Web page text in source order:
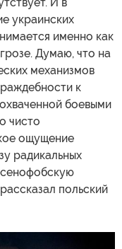
украинских
именно как
Думаю, что на
механизмов
к
боевыми
чисто
ощущение
радикальных
польский